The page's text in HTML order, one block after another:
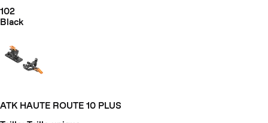
102
Black
ATK HAUTE ROUTE 10 PLUS